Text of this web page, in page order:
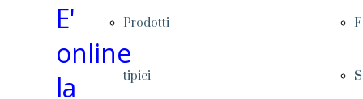
Prodotti
tipici
E'
online
la